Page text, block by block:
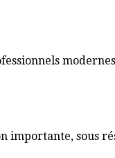
importante, sous